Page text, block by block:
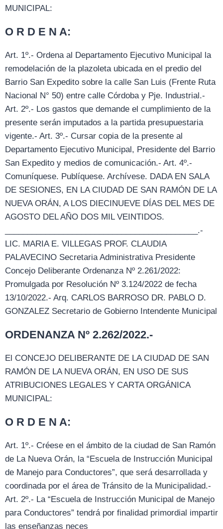
MUNICIPAL:
O R D E N A:
Art. 1º.- Ordena al Departamento Ejecutivo Municipal la
remodelación de la plazoleta ubicada en el predio del
Barrio San Expedito sobre la calle San Luis (Frente Ruta
Nacional N° 50) entre calle Córdoba y Pje. Industrial.-
Art. 2º.- Los gastos que demande el cumplimiento de la
presente serán imputados a la partida presupuestaria
vigente.- Art. 3º.- Cursar copia de la presente al
Departamento Ejecutivo Municipal, Presidente del Barrio
San Expedito y medios de comunicación.- Art. 4º.-
Comuníquese. Publíquese. Archívese. DADA EN SALA
DE SESIONES, EN LA CIUDAD DE SAN RAMÓN DE LA
NUEVA ORÁN, A LOS DIECINUEVE DÍAS DEL MES DE
AGOSTO DEL AÑO DOS MIL VEINTIDOS.
___________________________________________.-
LIC. MARIA E. VILLEGAS PROF. CLAUDIA
PALAVECINO Secretaria Administrativa Presidente
Concejo Deliberante Ordenanza Nº 2.261/2022:
Promulgada por Resolución Nº 3.124/2022 de fecha
13/10/2022.- Arq. CARLOS BARROSO DR. PABLO D.
GONZALEZ Secretario de Gobierno Intendente Municipal
ORDENANZA Nº 2.262/2022.-
El CONCEJO DELIBERANTE DE LA CIUDAD DE SAN
RAMÓN DE LA NUEVA ORÁN, EN USO DE SUS
ATRIBUCIONES LEGALES Y CARTA ORGÁNICA
MUNICIPAL:
O R D E N A:
Art. 1º.- Créese en el ámbito de la ciudad de San Ramón
de La Nueva Orán, la “Escuela de Instrucción Municipal
de Manejo para Conductores”, que será desarrollada y
coordinada por el área de Tránsito de la Municipalidad.-
Art. 2º.- La “Escuela de Instrucción Municipal de Manejo
para Conductores” tendrá por finalidad primordial impartir
las enseñanzas neces